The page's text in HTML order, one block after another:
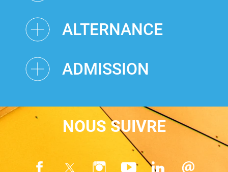
ALTERNANCE
ADMISSION
NOUS SUIVRE